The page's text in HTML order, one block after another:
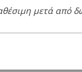
μετά από